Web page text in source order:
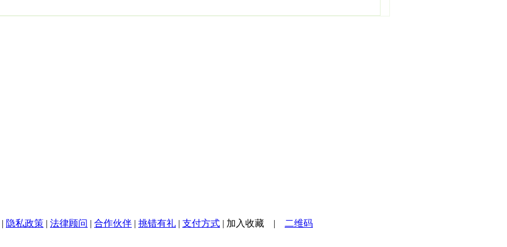
| 隐私政策 | 法律顾问 | 合作伙伴 | 挑错有礼 | 支付方式 | 加入收藏 | 二维码